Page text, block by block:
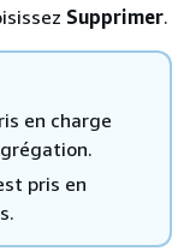
Supprimer.
en charge
pris en